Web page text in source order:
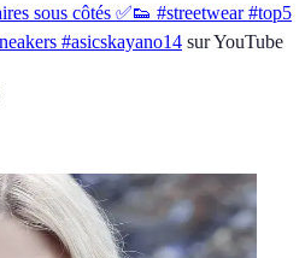
sous côtés ✅👟 #streetwear #top5
#asicskayano14 sur YouTube